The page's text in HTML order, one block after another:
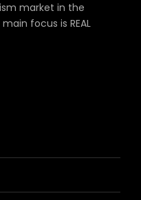
market in the
focus is REAL